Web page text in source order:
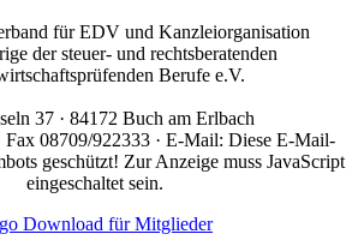
für EDV und Kanzleiorganisation
der steuer- und rechtsberatenden
Berufe e.V.
37 · 84172 Buch am Erlbach
Fax 08709/922333 · E-Mail: Diese E-Mail-
geschützt! Zur Anzeige muss JavaScript
eingeschaltet sein.
Download für Mitglieder